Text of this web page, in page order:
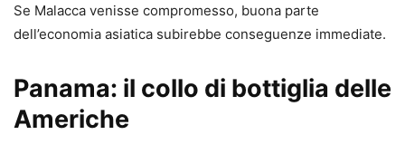
Se Malacca venisse compromesso, buona parte
dell’economia asiatica subirebbe conseguenze immediate.
Panama: il collo di bottiglia delle
Americhe